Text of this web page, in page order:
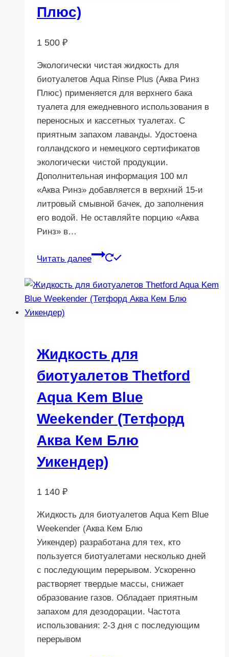
Плюс)
1 500 ₽
Экологически чистая жидкость для
биотуалетов Aqua Rinse Plus (Аква Ринз
Плюс) применяется для верхнего бака
туалета для ежедневного использования в
переносных и кассетных туалетах. C
приятным запахом лаванды. Удостоена
голландского и немецкого сертификатов
экологически чистой продукции.
Дополнительная информация 100 мл
«Аква Ринз» добавляется в верхний 15-и
литровый смывной бачек, до заполнения
его водой. Не оставляйте порцию «Аква
Ринз» в…
Читать далее
Жидкость для
биотуалетов Thetford
Aqua Kem Blue
Weekender (Тетфорд
Аква Кем Блю
Уикендер)
1 140 ₽
Жидкость для биотуалетов Aqua Kem Blue
Weekender (Аква Кем Блю
Уикендер) разработана для тех, кто
пользуется биотуалетами несколько дней
с последующим перерывом. Ускоренно
растворяет твердые массы, снижает
образование газов. Обладает приятным
запахом для дезодорации. Частота
использования: 2-3 дня с последующим
перерывом